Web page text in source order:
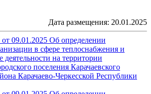
Дата размещения: 20.01.2025
09.01.2025 Об определении
в сфере теплоснабжения и
деятельности на территории
поселения Карачаевского
Карачаево-Черкесской Республики